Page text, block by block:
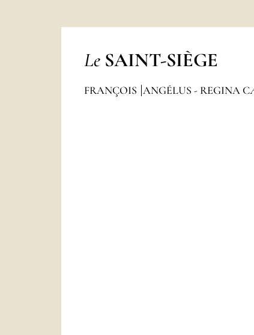
Le SAINT-SIÈGE
FRANÇOIS ANGÉLUS - REGINA